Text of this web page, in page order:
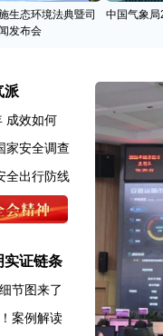
生态环境法典暨司
发布会
中国气象
派
成效如何
家安全调查
全出行防线
实证链条
节图来了
案例解读